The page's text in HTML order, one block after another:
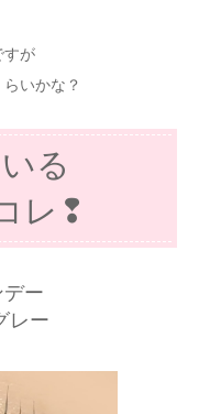
すが
いかな？
る
レ❢
ー
レー